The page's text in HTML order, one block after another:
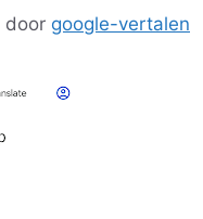
door google-vertalen